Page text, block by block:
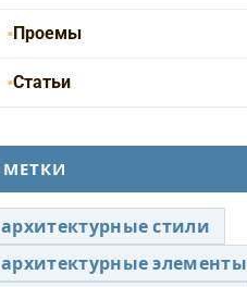
Проемы
Статьи
МЕТКИ
архитектурные стили
архитектурные элементы